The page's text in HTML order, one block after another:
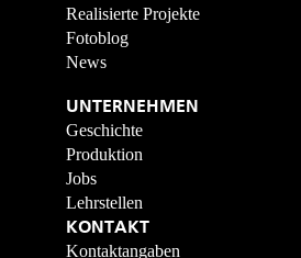
Realisierte Projekte
Fotoblog
News
UNTERNEHMEN
Geschichte
Produktion
Jobs
Lehrstellen
KONTAKT
Kontaktangaben